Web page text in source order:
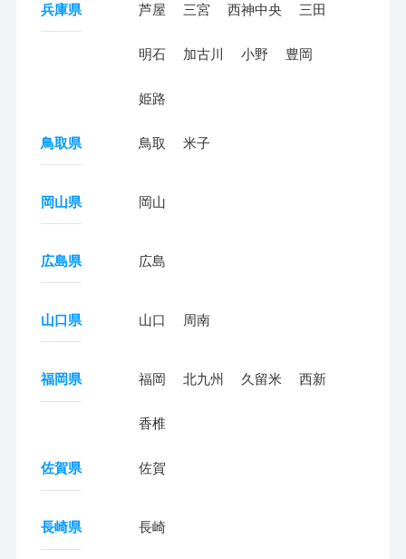
兵庫県 芦屋 三宮 西神中央 三田
明石 加古川 小野 豊岡
姫路
鳥取県 鳥取 米子
岡山県 岡山
広島県 広島
山口県 山口 周南
福岡県 福岡 北九州 久留米 西新
香椎
佐賀県 佐賀
長崎県 長崎